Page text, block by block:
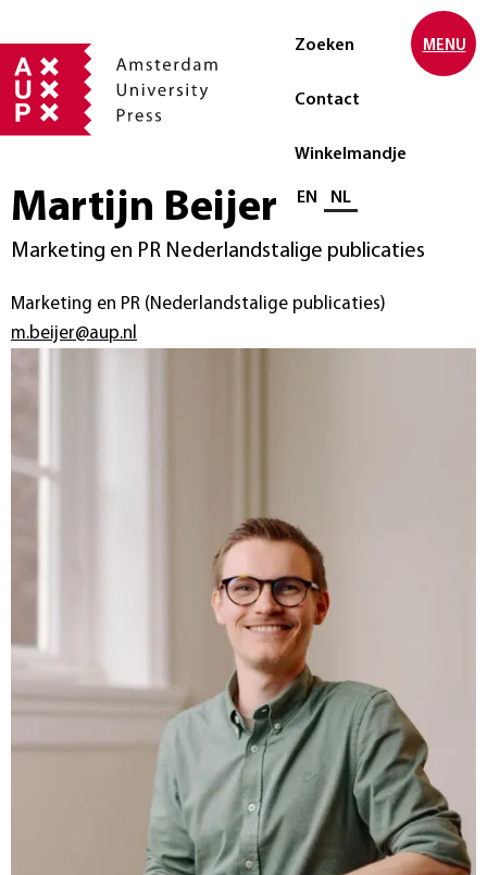
Zoeken
Contact
Winkelmandje
Selecteer taal
EN NL
MENU
Martijn Beijer
Marketing en PR Nederlandstalige publicaties
Marketing en PR (Nederlandstalige publicaties)
m.beijer@aup.nl